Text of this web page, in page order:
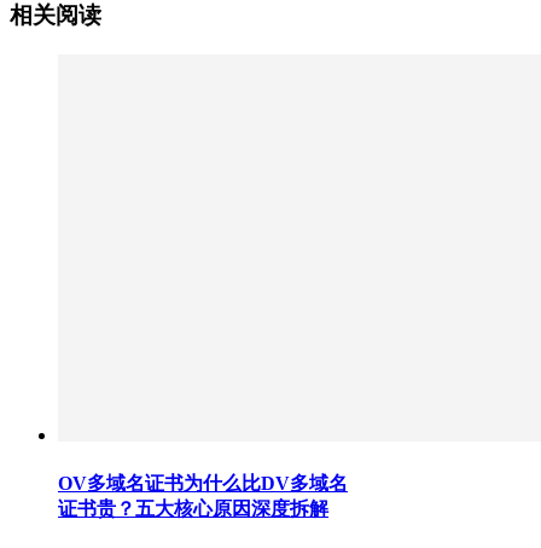
相关阅读
OV多域名证书为什么比DV多域名
证书贵？五大核心原因深度拆解